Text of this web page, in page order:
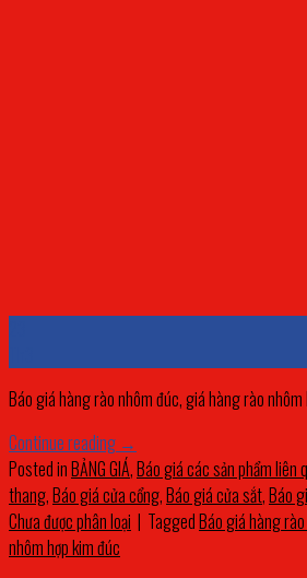
Báo giá hàng rào nhôm đúc, giá hàng rào nhôm
Continue reading →
Posted inBẢNG GIÁ,Báo giá các sản phẩm liên
thang,Báo giá cửa cổng,Báo giá cửa sắt,Báo
Chưa được phân loại | TaggedBáo giá hàng
nhôm hợp kim đúc